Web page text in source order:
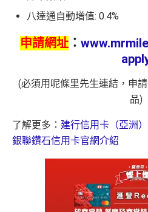
八達通自動增值: 0.4%
申請網址 ：
(必須用呢條里先生連結，申
品)
了解更多： 建行信用卡（亞洲
銀聯鑽石信用卡官網介紹